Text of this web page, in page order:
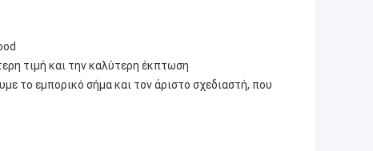
τιμή και την καλύτερη έκπτωση
το εμπορικό σήμα και τον άριστο σχεδιαστή, που